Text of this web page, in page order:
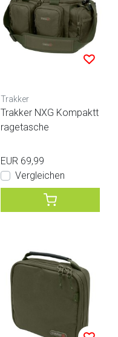
Trakker
Trakker NXG Kompaktt
ragetasche
EUR 69,99
Vergleichen